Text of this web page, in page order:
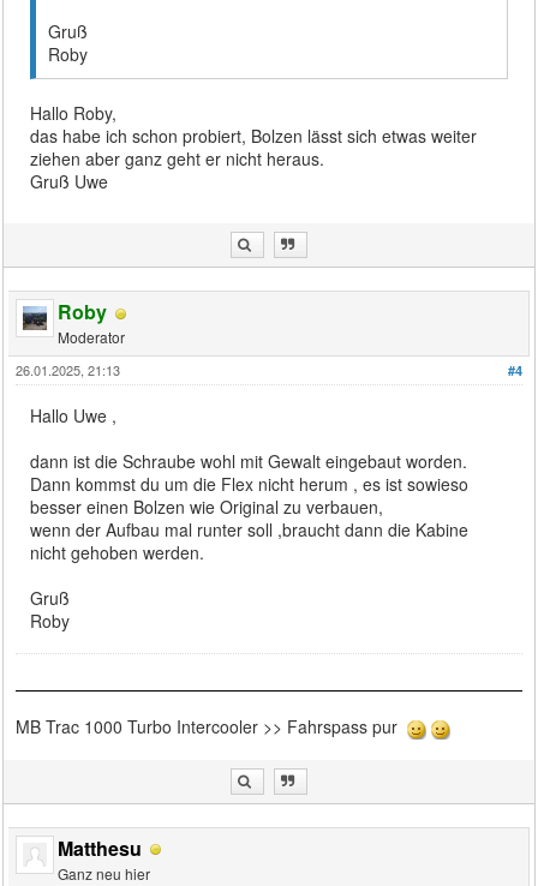
Gruß
Roby
Hallo Roby,
das habe ich schon probiert, Bolzen lässt sich etwas weiter
ziehen aber ganz geht er nicht heraus.
Gruß Uwe
Roby
Moderator
#4
26.01.2025, 21:13
Hallo Uwe ,
dann ist die Schraube wohl mit Gewalt eingebaut worden.
Dann kommst du um die Flex nicht herum , es ist sowieso
besser einen Bolzen wie Original zu verbauen,
wenn der Aufbau mal runter soll ,braucht dann die Kabine
nicht gehoben werden.
Gruß
Roby
MB Trac 1000 Turbo Intercooler >> Fahrspass pur
Matthesu
Ganz neu hier